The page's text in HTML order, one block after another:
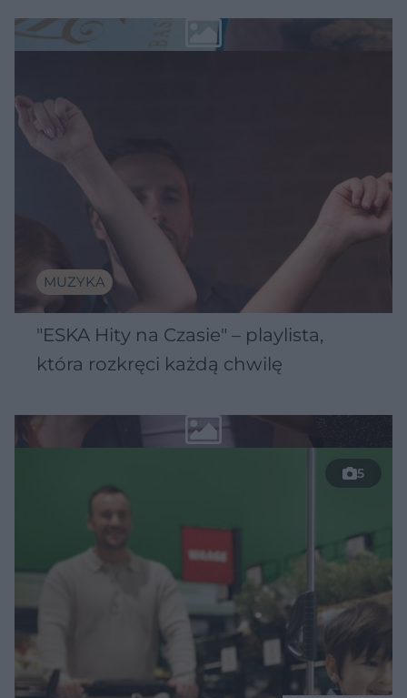
MUZYKA
"ESKA Hity na Czasie" – playlista,
która rozkręci każdą chwilę
5